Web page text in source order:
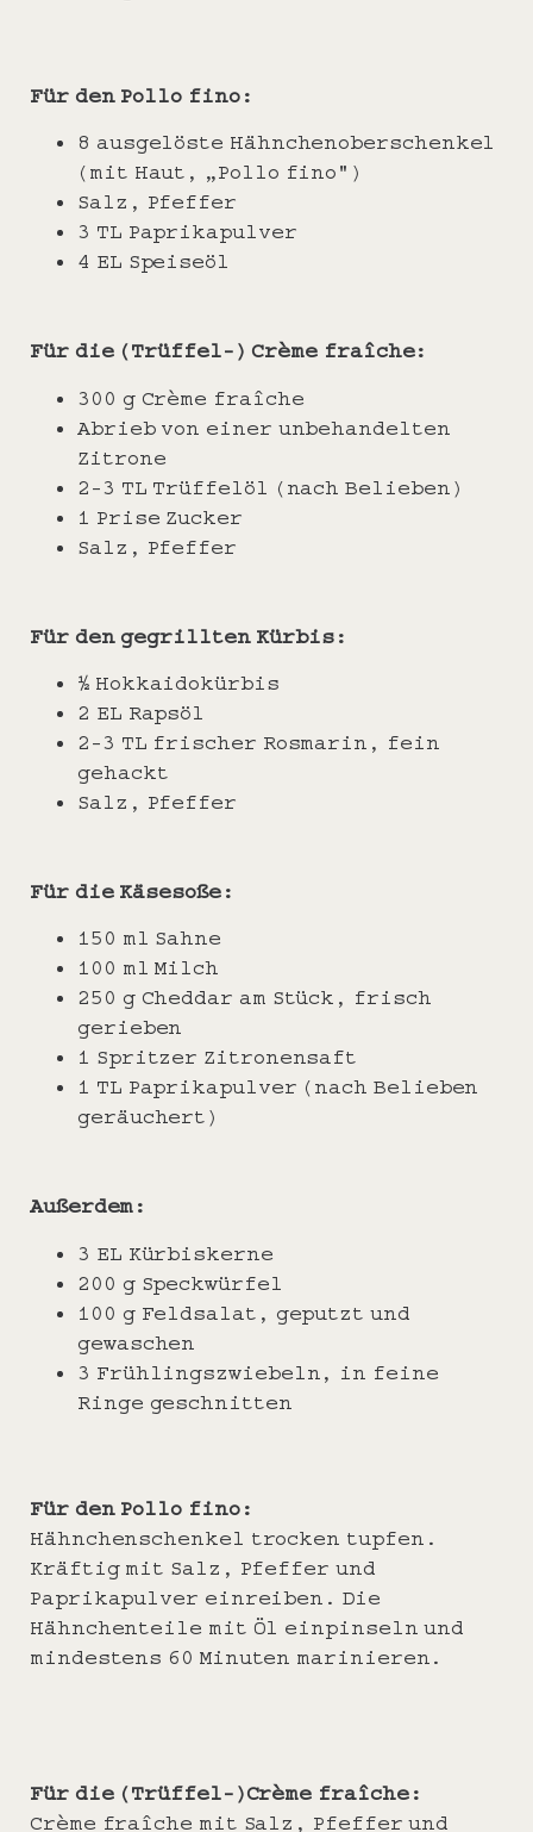
Für den Pollo fino:
8 ausgelöste Hähnchenoberschenkel
(mit Haut, „Pollo fino“)
Salz, Pfeffer
3 TL Paprikapulver
4 EL Speiseöl
Für die (Trüffel-) Crème fraîche:
300 g Crème fraîche
Abrieb von einer unbehandelten
Zitrone
2-3 TL Trüffelöl (nach Belieben)
1 Prise Zucker
Salz, Pfeffer
Für den gegrillten Kürbis:
½ Hokkaidokürbis
2 EL Rapsöl
2-3 TL frischer Rosmarin, fein
gehackt
Salz, Pfeffer
Für die Käsesoße:
150 ml Sahne
100 ml Milch
250 g Cheddar am Stück, frisch
gerieben
1 Spritzer Zitronensaft
1 TL Paprikapulver (nach Belieben
geräuchert)
Außerdem:
3 EL Kürbiskerne
200 g Speckwürfel
100 g Feldsalat, geputzt und
gewaschen
3 Frühlingszwiebeln, in feine
Ringe geschnitten
Für den Pollo fino:
Hähnchenschenkel trocken tupfen.
Kräftig mit Salz, Pfeffer und
Paprikapulver einreiben. Die
Hähnchenteile mit Öl einpinseln und
mindestens 60 Minuten marinieren.
Für die (Trüffel-)Crème fraîche:
Crème fraîche mit Salz, Pfeffer und